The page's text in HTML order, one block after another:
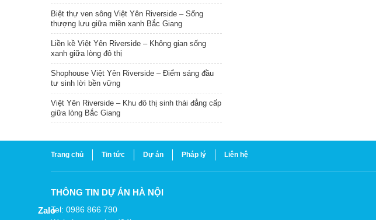
Biệt thự ven sông Việt Yên Riverside – Sống
thượng lưu giữa miền xanh Bắc Giang
Liền kề Việt Yên Riverside – Không gian sống
xanh giữa lòng đô thị
Shophouse Việt Yên Riverside – Điểm sáng đầu
tư sinh lời bền vững
Việt Yên Riverside – Khu đô thị sinh thái đẳng cấp
giữa lòng Bắc Giang
Trang chủ Tin tức Dự án Pháp lý Liên hệ
THÔNG TIN DỰ ÁN HÀ NỘI
Tel: 0986 866 790
Zalo